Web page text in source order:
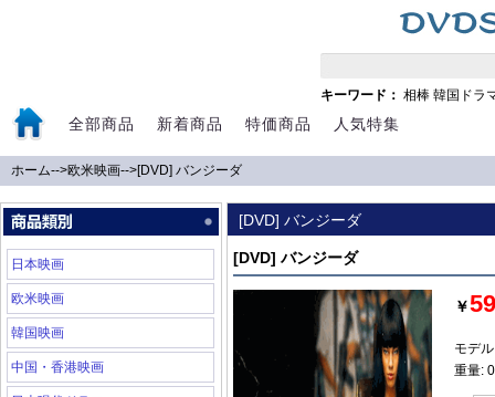
キーワード： 相棒 韓国ドラ
全部商品 新着商品 特価商品 人気特集
ホーム-->欧米映画-->[DVD] バンジーダ
日本映画
欧米映画
韓国映画
中国・香港映画
[DVD] バンジーダ
[DVD] バンジーダ
￥
モデ
重量: